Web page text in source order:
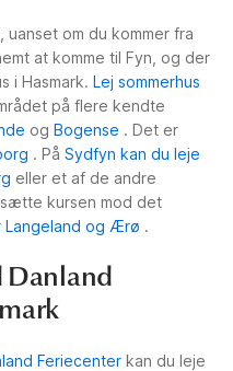
om du kommer fra
at komme til Fyn, og der
i Hasmark. Lej sommerhus
på flere kendte
og Bogense . Det er
. På Sydfyn kan du leje
eller et af de andre
sætte kursen mod det
og Ærø .
Danland
Feriecenter kan du leje